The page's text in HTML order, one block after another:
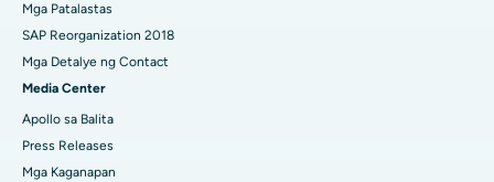
Mga Patalastas
SAP Reorganization 2018
Mga Detalye ng Contact
Media Center
Apollo sa Balita
Press Releases
Mga Kaganapan